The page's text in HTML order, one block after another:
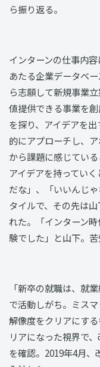
ら振り返る。
インターンの仕事内
あたる企業データベ
ら志願して新規事業
値提供できる事業を
を探り、アイデアを
的にアプローチし、
から課題に感じてい
アイデアを持ってい
だな」、「いいんじ
タイルで、その先は
れた。「インターン
験でした」と山下。
「新卒の就職は、就
で活動しがち。ミスマ
解像度をクリアにす
リアになった視界で
を確認。2019年4月